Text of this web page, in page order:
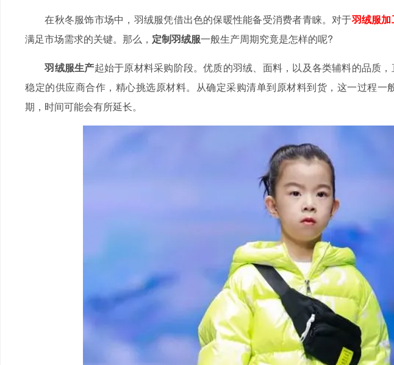
在秋冬服饰市场中，羽绒服凭借出色的保暖性能备受消费者青睐。对于羽绒服
满足市场需求的关键。那么， 定制羽绒服一般生产周期究竟是怎样的呢?
羽绒服生产起始于原材料采购阶段。优质的羽绒、面料，以及各类辅料的品质，
稳定的供应商合作，精心挑选原材料。从确定采购清单到原材料到货，这一过程
期，时间可能会有所延长。